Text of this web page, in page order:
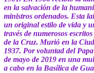
en la salvación de la
ministros ordenados. Esta
un original estilo de vida y
través de numerosos
de la Cruz. Murió en la
1937. Por voluntad del
de mayo de 2019 en una
a cabo en la Basílica de